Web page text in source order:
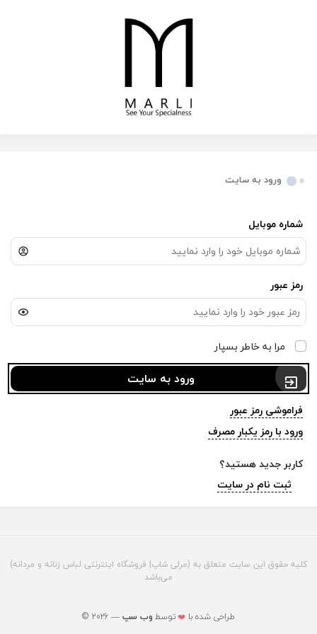
ورود به سایت
شماره موبایل
رمز عبور
مرا به خاطر بسپار
ورود به سایت
فراموشی رمز عبور
ورود با رمز یکبار مصرف
کاربر جدید هستید؟
ثبت نام در سایت
کلیه حقوق این سایت متعلق به (مرلی شاپ| فروشگاه اینترنتی لباس زنانه و مردانه)
می‌باشد
© 2026 — طراحی شده با ❤️توسطوب ‌سپ